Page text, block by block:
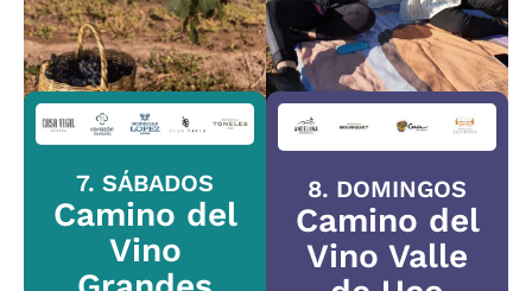
7. SÁBADOS
Camino del
Vino
8. DOMINGOS
Camino del
Vino Valle